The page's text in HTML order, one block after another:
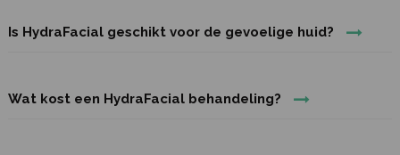
Is HydraFacial geschikt voor de gevoelige huid?
Wat kost een HydraFacial behandeling?